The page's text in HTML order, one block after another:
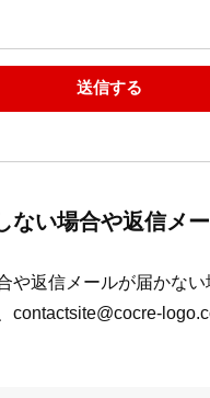
ない場合や返信メ
や返信メールが届かな